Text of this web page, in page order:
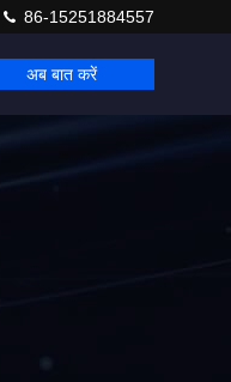
86-15251884557
अब बात करें